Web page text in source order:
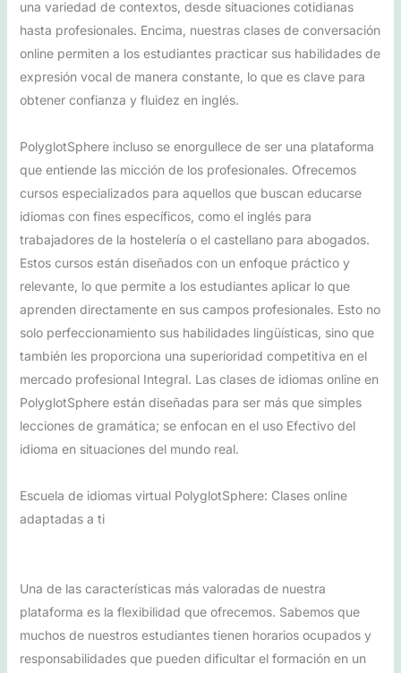
una variedad de contextos, desde situaciones cotidianas
hasta profesionales. Encima, nuestras clases de conversación
online permiten a los estudiantes practicar sus habilidades de
expresión vocal de manera constante, lo que es clave para
obtener confianza y fluidez en inglés.
PolyglotSphere incluso se enorgullece de ser una plataforma
que entiende las micción de los profesionales. Ofrecemos
cursos especializados para aquellos que buscan educarse
idiomas con fines específicos, como el inglés para
trabajadores de la hostelería o el castellano para abogados.
Estos cursos están diseñados con un enfoque práctico y
relevante, lo que permite a los estudiantes aplicar lo que
aprenden directamente en sus campos profesionales. Esto no
solo perfeccionamiento sus habilidades lingüísticas, sino que
también les proporciona una superioridad competitiva en el
mercado profesional Integral. Las clases de idiomas online en
PolyglotSphere están diseñadas para ser más que simples
lecciones de gramática; se enfocan en el uso Efectivo del
idioma en situaciones del mundo real.
Escuela de idiomas virtual PolyglotSphere: Clases online
adaptadas a ti
Una de las características más valoradas de nuestra
plataforma es la flexibilidad que ofrecemos. Sabemos que
muchos de nuestros estudiantes tienen horarios ocupados y
responsabilidades que pueden dificultar el formación en un